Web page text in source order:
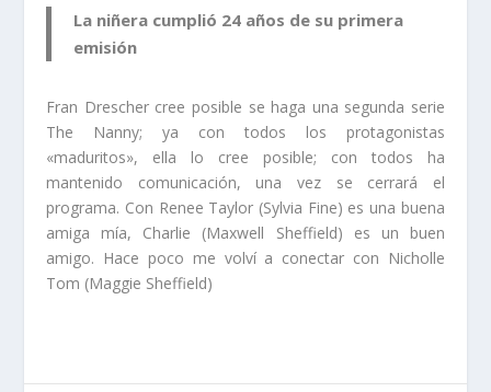
La niñera cumplió 24 años de su primera
emisión
Fran Drescher cree posible se haga una segunda serie
The Nanny; ya con todos los protagonistas
«maduritos», ella lo cree posible; con todos ha
mantenido comunicación, una vez se cerrará el
programa. Con Renee Taylor (Sylvia Fine) es una buena
amiga mía, Charlie (Maxwell Sheffield) es un buen
amigo. Hace poco me volví a conectar con Nicholle
Tom (Maggie Sheffield)